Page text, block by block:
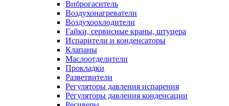
Виброгаситель
Воздухонагреватели
Воздухоохлодители
Гайки, сервисные краны, штуцера
Испарители и конденсаторы
Клапаны
Маслоотделители
Прокладки
Разветвители
Регуляторы давления испарения
Регуляторы давления конденсации